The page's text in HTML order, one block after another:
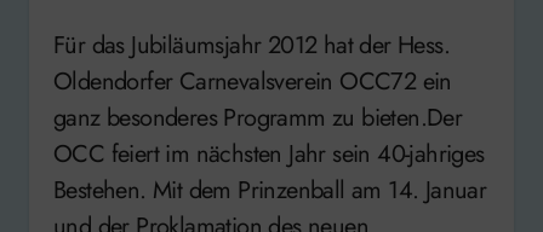
Für das Jubiläumsjahr 2012 hat der Hess.
Oldendorfer Carnevalsverein OCC72 ein
ganz besonderes Programm zu bieten.Der
OCC feiert im nächsten Jahr sein 40-jahriges
Bestehen. Mit dem Prinzenball am 14. Januar